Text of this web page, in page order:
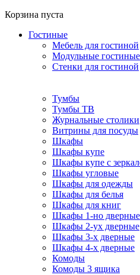
Корзина пуста
Гостиные
Мебель для гостиной
Модульные гостиные
Стенки для гостиной
Тумбы
Тумбы ТВ
Журнальные столики
Витрины для посуды
Шкафы
Шкафы купе
Шкафы купе с
Шкафы угловые
Шкафы для одежды
Шкафы для белья
Шкафы для книг
Шкафы 1-но дверные
Шкафы 2-ух дверные
Шкафы 3-х дверные
Шкафы 4-х дверные
Комоды
Комоды 3 ящика